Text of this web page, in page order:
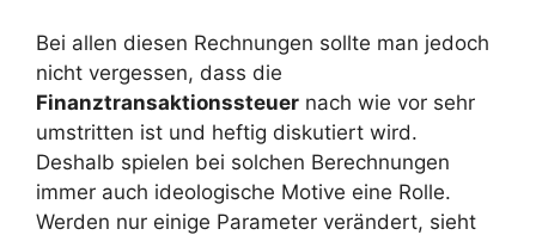
Bei allen diesen Rechnungen sollte man jedoch
nicht vergessen, dass die
Finanztransaktionssteuer nach wie vor sehr
umstritten ist und heftig diskutiert wird.
Deshalb spielen bei solchen Berechnungen
immer auch ideologische Motive eine Rolle.
Werden nur einige Parameter verändert, sieht